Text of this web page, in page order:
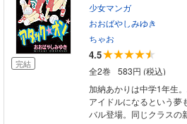
完結
少女マンガ
おおばやしみゆき
ちゃお
4.5
全2巻
583円 (税込)
加納あかりは中学1年生
アイドルになるという夢
バル登場。同じクラスの